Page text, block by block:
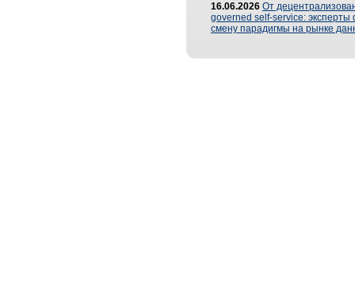
16.06.2026 От
governed self-service: эксперты
смену парадигмы на рынке